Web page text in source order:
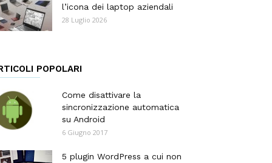
l’icona dei laptop aziendali
28 Luglio 2026
POPOLARI
Come disattivare la
sincronizzazione automatica
su Android
6 Giugno 2017
5 plugin WordPress a cui non